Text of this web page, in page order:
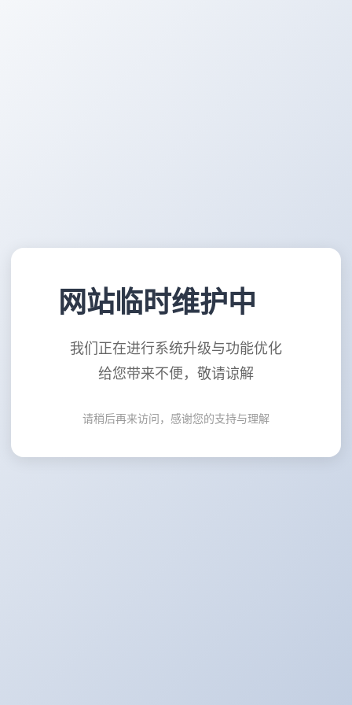
网站临时维护中
我们正在进行系统升级与功能优化
给您带来不便，敬请谅解
请稍后再来访问，感谢您的支持与理解